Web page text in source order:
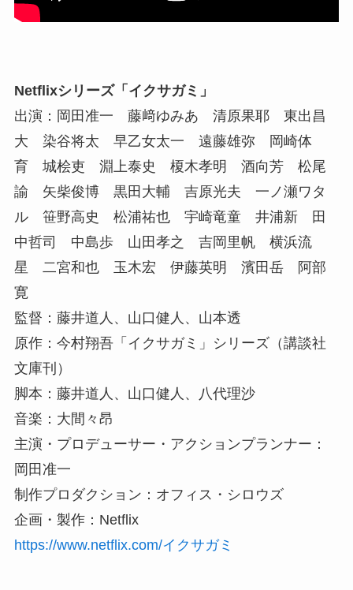
Netflixシリーズ「イクサガミ」
出演：岡田准一 藤﨑ゆみあ 清原果耶 東出昌
大 染谷将太 早乙女太一 遠藤雄弥 岡崎体
育 城桧吏 淵上泰史 榎木孝明 酒向芳 松尾
諭 矢柴俊博 黒田大輔 吉原光夫 一ノ瀬ワタ
ル 笹野高史 松浦祐也 宇崎竜童 井浦新 田
中哲司 中島歩 山田孝之 吉岡里帆 横浜流
星 二宮和也 玉木宏 伊藤英明 濱田岳 阿部
寛
監督：藤井道人、山口健人、山本透
原作：今村翔吾「イクサガミ」シリーズ（講談社
文庫刊）
脚本：藤井道人、山口健人、八代理沙
音楽：大間々昂
主演・プロデューサー・アクションプランナー：
岡田准一
制作プロダクション：オフィス・シロウズ
企画・製作：Netflix
https://www.netflix.com/イクサガミ